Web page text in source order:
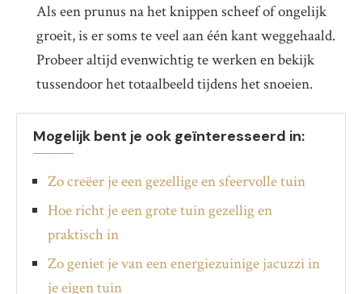
Als een prunus na het knippen scheef of ongelijk
groeit, is er soms te veel aan één kant weggehaald.
Probeer altijd evenwichtig te werken en bekijk
tussendoor het totaalbeeld tijdens het snoeien.
Mogelijk bent je ook geïnteresseerd in:
Zo creëer je een gezellige en sfeervolle tuin
Hoe richt je een grote tuin gezellig en
praktisch in
Zo geniet je van een energiezuinige jacuzzi in
je eigen tuin